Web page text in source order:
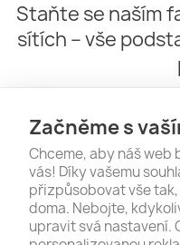
Staňte se naším
sítích – vše
Začněme s
Chceme, aby náš web
vás! Díky vašemu
přizpůsobovat vše
doma. Nebojte,
upravit svá nastavení.